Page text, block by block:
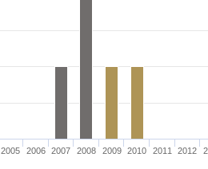
2005 2006 2007 2008 2009 2010 2011 2012